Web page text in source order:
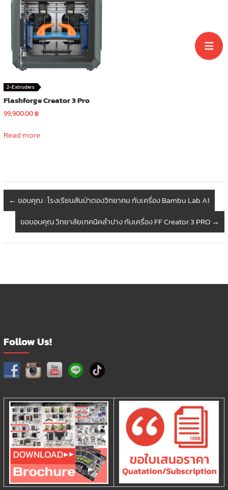
2-Extruders
Flashforge Creator 3 Pro
99,900.00฿
Read more
← ขอบคุณ : โรงเรียนสันป่าตองวิทยาคม กับเครื่อง Bambu Lab A1
ขอขอบคุณ วิทยาลัยเทคนิคลำปาง กับเครื่อง FF Creator 3 PRO →
Follow Us!